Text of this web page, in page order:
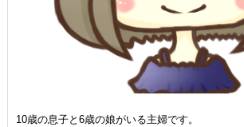
10歳の息子と6歳の娘がいる主婦です。